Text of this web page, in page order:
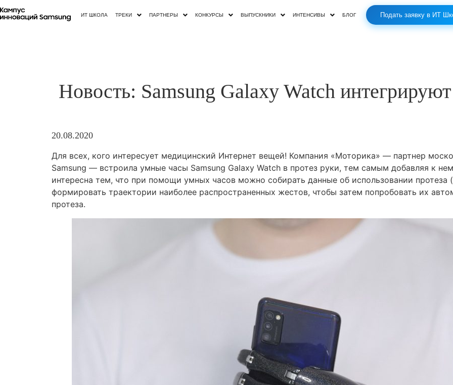
ИТ ШКОЛА ТРЕКИ ПАРТНЕРЫ КОНКУРСЫ ВЫПУСКНИКИ ИНТЕНСИВЫ БЛОГ Подать заявку в ИТ
Новость: Samsung Galaxy Watch
20.08.2020
Для всех, кого интересует медицинский Интернет вещей! Компания «Моторика» — партнер
Samsung — встроила умные часы Samsung Galaxy Watch в протез руки, тем самым добавляя к
интересна тем, что при помощи умных часов можно собирать данные об использовании
формировать траектории наиболее распространенных жестов, чтобы затем попробовать их
протеза.